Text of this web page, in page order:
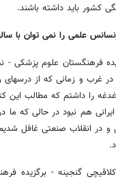
کشور باید داشته باشند.
علمی را نمی توان با
فرهنگستان علوم پزشکی -
غرب و زمانی که از درسهای
را داشتم که مطالب این
هم نبود در حالی که ما
در انقلاب صنعتی غافل
گنجینه - برگزیده